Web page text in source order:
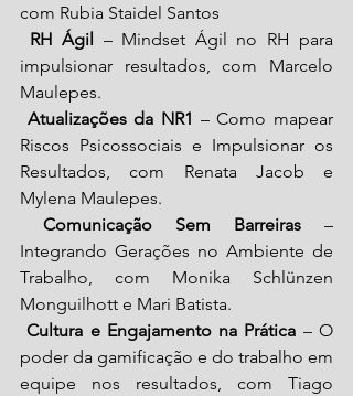
com Rubia Staidel Santos
RH Ágil
– Mindset Ágil no RH para
impulsionar resultados, com
Marcelo
Maulepes.
Atualizações da NR1 – Como mapear
Riscos Psicossociais e Impulsionar os
Resultados, com Renata Jacob e
Mylena Maulepes.
Comunicação Sem Barreiras –
Integrando Gerações no Ambiente de
Trabalho, com Monika Schlünzen
Monguilhott e Mari Batista.
Cultura e Engajamento na Prática – O
poder da gamificação e do trabalho em
equipe nos resultados, com Tiago